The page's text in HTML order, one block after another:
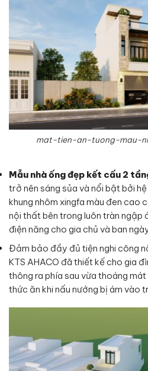
mat-tien-an-tuong-mau-
Mẫu nhà ống đẹp kết cấu 2
trở nên sáng sủa và nổi bật bởi
khung nhôm xingfa màu đen cao
nội thất bên trong luôn tràn ngập
điện năng cho gia chủ và ban
Đảm bảo đầy đủ tiện nghi công
KTS AHACO đã thiết kế cho gia
thông ra phía sau vừa thoáng
thức ăn khi nấu nướng bị ám vào